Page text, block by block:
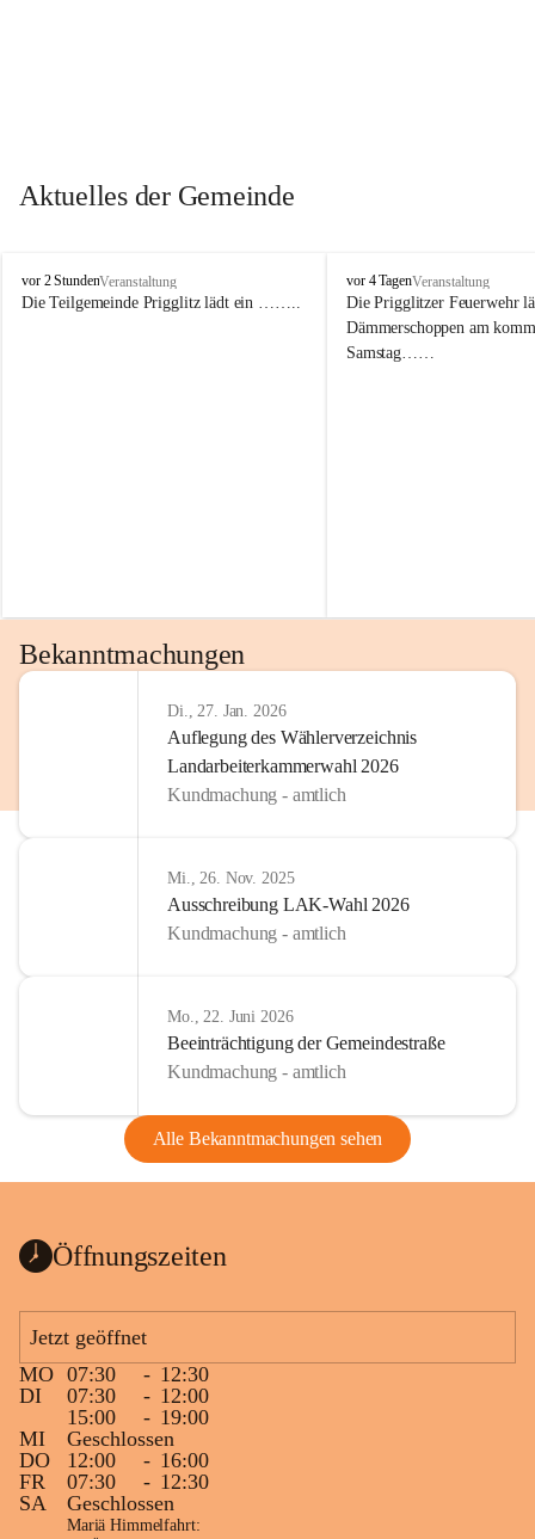
Aktuelles der Gemeinde
P
r
vor 2 StundenVeranstaltung
Die Teilgemeinde Prigglitz lädt ein ……..
P
r
i
g
vor 4 TagenVeranstaltung
Die Prigglitzer Feuerwehr
Dämmerschoppen am
Samstag……
Bekanntmachungen
Di., 27. Jan. 2026
Auflegung des Wählerverzeichnis
Landarbeiterkammerwahl 2026
Kundmachung - amtlich
Mi., 26. Nov. 2025
Ausschreibung LAK-Wahl 2026
Kundmachung - amtlich
Mo., 22. Juni 2026
Beeinträchtigung der Gemeindestraße
Kundmachung - amtlich
Alle Bekanntmachungen sehen
Öffnungszeiten
Jetzt geöffnet
MO 07:30 - 12:30
DI
07:30 - 12:00
15:00
- 19:00
MI
Geschlossen
DO
12:00 - 16:00
FR
07:30 - 12:30
SA
Geschlossen
Mariä Himmelfahrt: